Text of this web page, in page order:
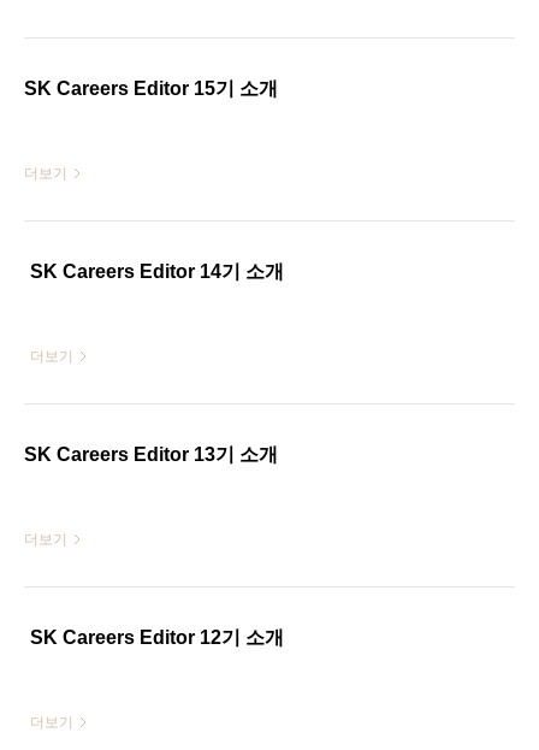
SK Careers Editor 15기 소개
더보기
SK Careers Editor 14기 소개
더보기
SK Careers Editor 13기 소개
더보기
SK Careers Editor 12기 소개
더보기